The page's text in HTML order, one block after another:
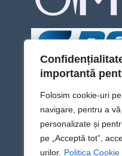
importantă
Folosim cookie-uri
navigare, pentru a
personalizate și
pe „Acceptă tot”,
urilor. Politica Cookie